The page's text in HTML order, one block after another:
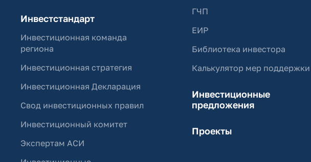
Инвестстандарт
Инвестиционная команда
региона
Инвестиционная стратегия
Инвестиционная Декларация
Свод инвестиционных правил
Инвестиционный комитет
Экспертам АСИ
ГЧП
ЕИР
Библиотека инвестора
Калькулятор мер поддержки
Инвестиционные
предложения
Проекты